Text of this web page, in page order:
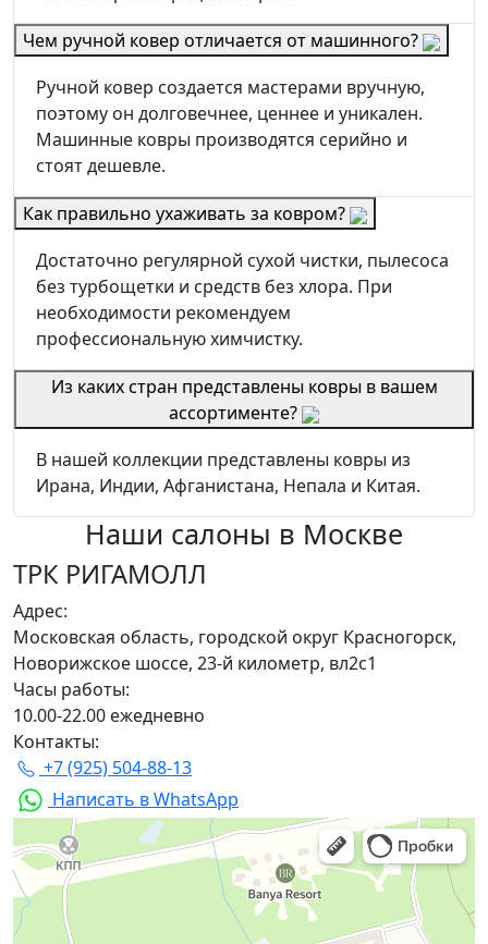
Чем ручной ковер отличается от машинного?
Ручной ковер создается мастерами вручную,
поэтому он долговечнее, ценнее и уникален.
Машинные ковры производятся серийно и
стоят дешевле.
Как правильно ухаживать за ковром?
Достаточно регулярной сухой чистки, пылесоса
без турбощетки и средств без хлора. При
необходимости рекомендуем
профессиональную химчистку.
Из каких стран представлены ковры в вашем
ассортименте?
В нашей коллекции представлены ковры из
Ирана, Индии, Афганистана, Непала и Китая.
Наши салоны в Москве
ТРК РИГАМОЛЛ
Адрес:
Московская область, городской округ Красногорск,
Новорижское шоссе, 23-й километр, вл2с1
Часы работы:
10.00-22.00 ежедневно
Контакты:
+7 (925) 504-88-13
Написать в WhatsApp